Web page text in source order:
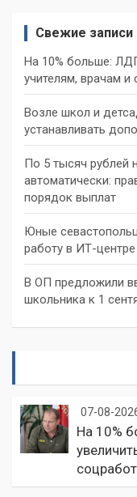
Свежие записи
На 10% больше:
учителям, врачам и
Возле школ и
устанавливать
По 5 тысяч рублей
автоматически:
порядок выплат
Юные
работу в ИТ-
В ОП предложили
школьника к 1
07-08-
На 10%